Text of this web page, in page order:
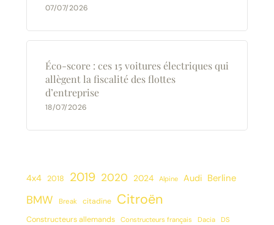
07/07/2026
Éco-score : ces 15 voitures électriques qui
allègent la fiscalité des flottes
d’entreprise
18/07/2026
4x4 2018 2019 2020 2024 Alpine Audi Berline
BMW Break citadine Citroën
Constructeurs allemands Constructeurs français Dacia DS